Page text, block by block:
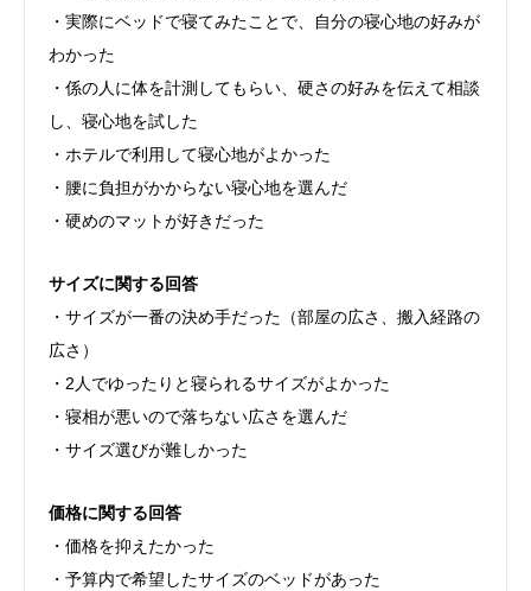
・実際にベッドで寝てみたことで、自分の寝心地の好みが
わかった
・係の人に体を計測してもらい、硬さの好みを伝えて相談
し、寝心地を試した
・ホテルで利用して寝心地がよかった
・腰に負担がかからない寝心地を選んだ
・硬めのマットが好きだった
サイズに関する回答
・サイズが一番の決め手だった（部屋の広さ、搬入経路の
広さ）
・2人でゆったりと寝られるサイズがよかった
・寝相が悪いので落ちない広さを選んだ
・サイズ選びが難しかった
価格に関する回答
・価格を抑えたかった
・予算内で希望したサイズのベッドがあった